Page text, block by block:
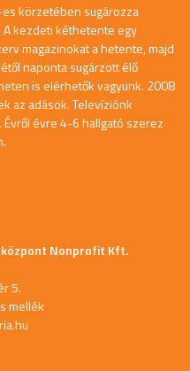
körzetében sugározza
A kezdeti kéthetente egy
magazinokat a hetente, majd
naponta sugárzott élő
is elérhetők vagyunk. 2008
az adások. Televíziónk
évre 4-6 hallgató szerez
Nonprofit Kft.
5.
mellék